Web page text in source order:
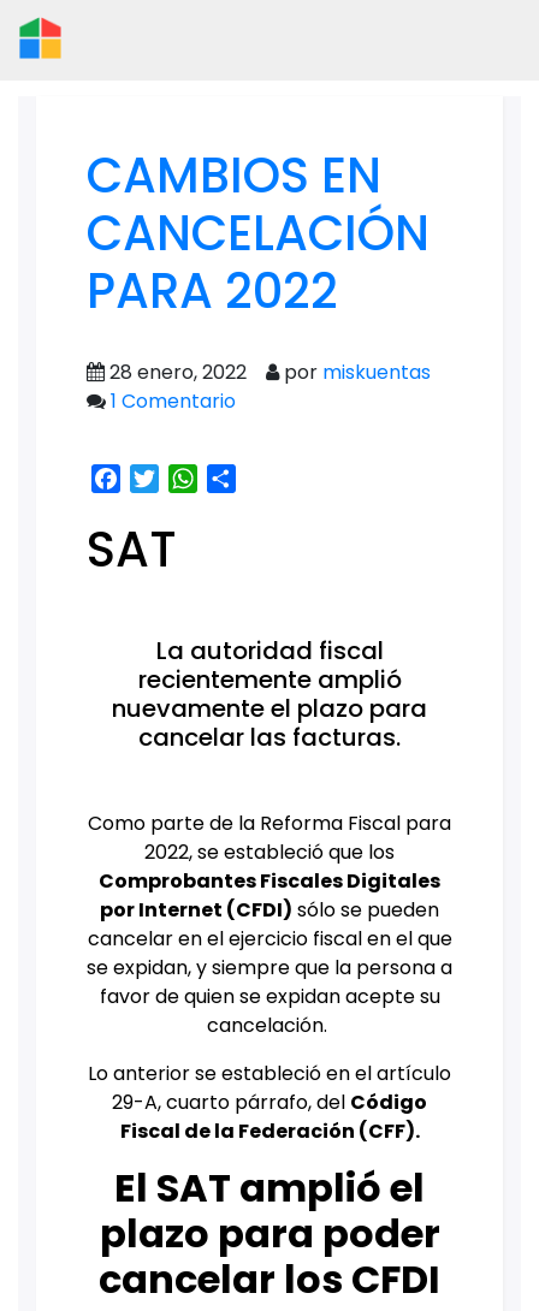
CAMBIOS EN
CANCELACIÓN
PARA 2022
28 enero, 2022 por miskuentas
1 Comentario
Facebook
TwitterWhatsApp
SAT
La autoridad fiscal
recientemente amplió
nuevamente el plazo para
cancelar las facturas.
Como parte de la Reforma Fiscal para
2022, se estableció que los
Comprobantes Fiscales Digitales
por Internet (CFDI) sólo se pueden
cancelar en el ejercicio fiscal en el que
se expidan, y siempre que la persona a
favor de quien se expidan acepte su
cancelación.
Lo anterior se estableció en el artículo
29-A, cuarto párrafo, del Código
Fiscal de la Federación (CFF).
El SAT amplió el
plazo para poder
cancelar los CFDI